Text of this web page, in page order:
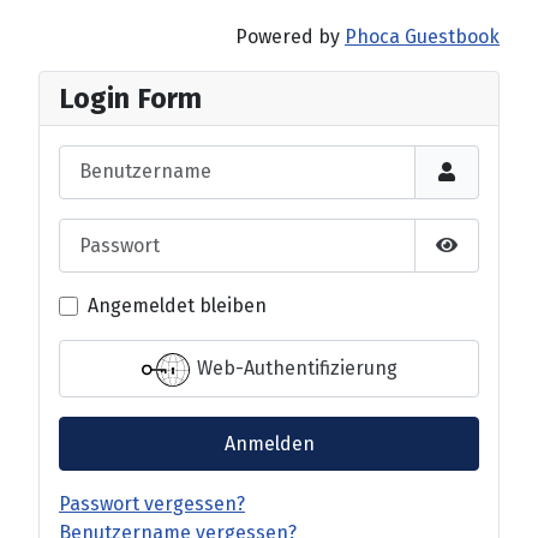
Powered by Phoca Guestbook
Login Form
Passwort
Angemeldet bleiben
Web-Authentifizierung
Anmelden
Passwort vergessen?
Benutzername vergessen?